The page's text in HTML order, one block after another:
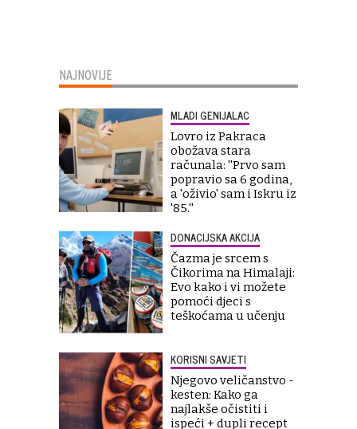
NAJNOVIJE
MLADI GENIJALAC
Lovro iz Pakraca
obožava stara
računala: ''Prvo sam
popravio sa 6 godina,
a 'oživio' sam i Iskru iz
'85.''
DONACIJSKA AKCIJA
Čazma je srcem s
Čikorima na Himalaji:
Evo kako i vi možete
pomoći djeci s
teškoćama u učenju
KORISNI SAVJETI
Njegovo veličanstvo -
kesten: Kako ga
najlakše očistiti i
ispeći + dupli recept